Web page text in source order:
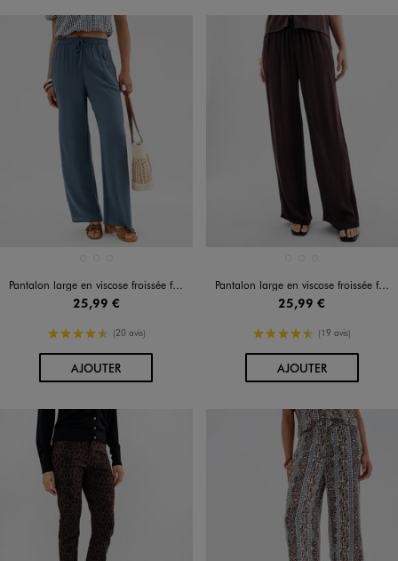
Pantalon large en viscose froissée femme
25,99 €
4.5/5 de moyenne
(20 avis)
AJOUTERAU PANIER
Pantalon large en viscose froissée femme
25,99 €
4.5/5 de moyenne
(19 avis)
AJOUTERAU PANIER